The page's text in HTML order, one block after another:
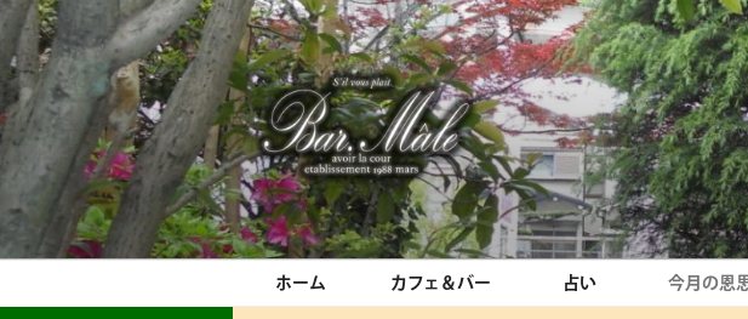
コ
ン
テ
ン
ツ
キ
ッ
Bar.Male
ホーム カフェ＆バー 占い 今月の恩